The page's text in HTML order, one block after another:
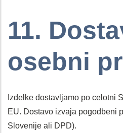
11.
osebni
Izdelke dostavljamo po celotni
EU. Dostavo izvaja pogodbeni
Slovenije ali DPD).